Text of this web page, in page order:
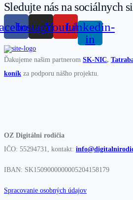
Sledujte nás na sociálnych
InstagramYoutubeLinkedin-
in
Ďakujeme našim partnerom SK-NIC,
koník za podporu nášho projektu.
OZ Digitálni rodičia
IČO: 55294731, kontakt:
IBAN: SK1509000000005204158179
Spracovanie osobných údajov